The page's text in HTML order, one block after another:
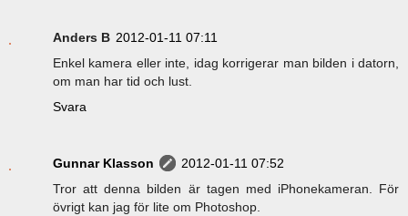
Anders B 2012-01-11 07:11
Enkel kamera eller inte, idag korrigerar man bilden i datorn,
om man har tid och lust.
Svara
Gunnar Klasson
2012-01-11 07:52
Tror att denna bilden är tagen med iPhonekameran. För
övrigt kan jag för lite om Photoshop.